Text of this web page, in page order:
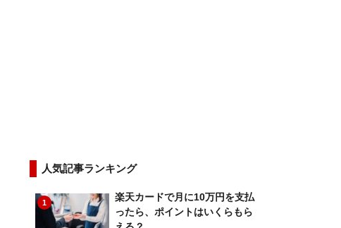
人気記事ランキング
1
楽天カードで月に10万円を支払
ったら、ポイントはいくらもら